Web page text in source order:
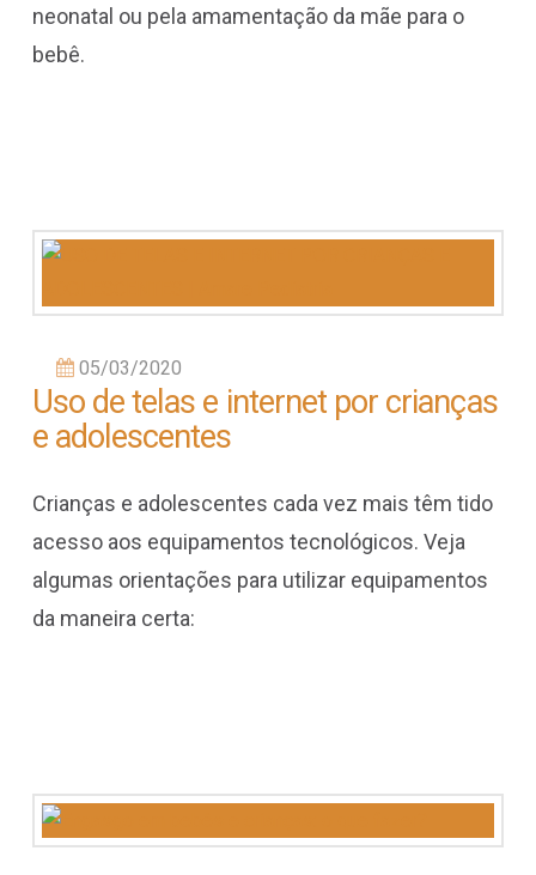
neonatal ou pela amamentação da mãe para o
bebê.
05/03/2020
Uso de telas e internet por crianças
e adolescentes
Crianças e adolescentes cada vez mais têm tido
acesso aos equipamentos tecnológicos. Veja
algumas orientações para utilizar equipamentos
da maneira certa: